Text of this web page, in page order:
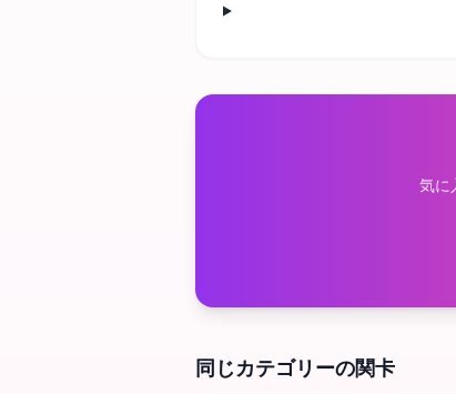
気に
同じカテゴリーの関卡